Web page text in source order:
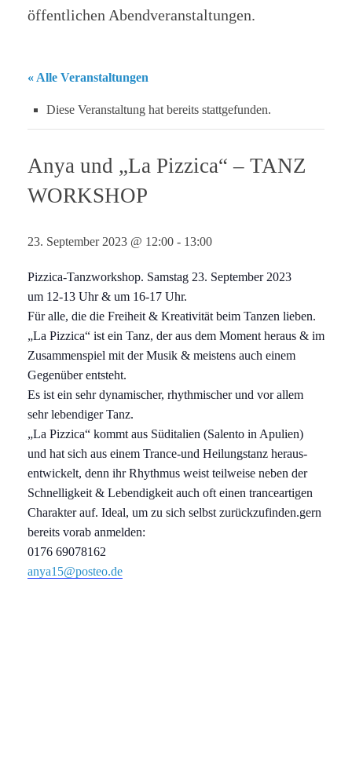
öffentlichen Abendveranstaltungen.
« Alle Veranstaltungen
Diese Veranstaltung hat bereits stattgefunden.
Anya und „La Pizzica“ – TANZ
WORKSHOP
23. September 2023 @ 12:00 - 13:00
Pizzica-Tanzworkshop. Samstag 23. September 2023
um 12-13 Uhr & um 16-17 Uhr.
Für alle, die die Freiheit & Kreativität beim Tanzen lieben.
„La Pizzica“ ist ein Tanz, der aus dem Moment heraus & im
Zusammenspiel mit der Musik & meistens auch einem
Gegenüber entsteht.
Es ist ein sehr dynamischer, rhythmischer und vor allem
sehr lebendiger Tanz.
„La Pizzica“ kommt aus Süditalien (Salento in Apulien)
und hat sich aus einem Trance-und Heilungstanz heraus-
entwickelt, denn ihr Rhythmus weist teilweise neben der
Schnelligkeit & Lebendigkeit auch oft einen tranceartigen
Charakter auf. Ideal, um zu sich selbst zurückzufinden.gern
bereits vorab anmelden:
0176 69078162
anya15@posteo.de